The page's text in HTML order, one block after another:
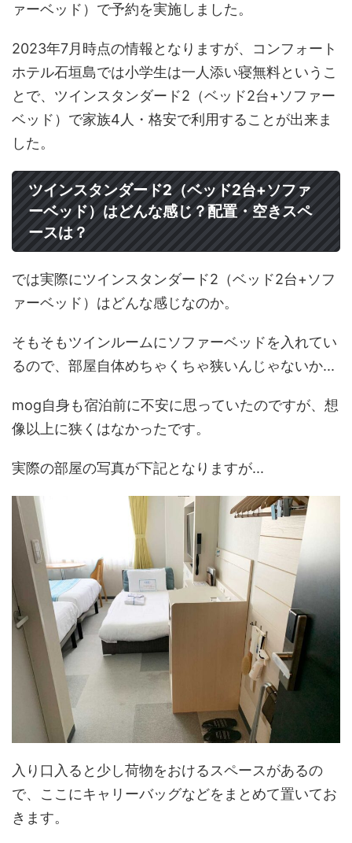
ァーベッド）で予約を実施しました。
2023年7月時点の情報となりますが、コンフォート
ホテル石垣島では小学生は一人添い寝無料というこ
とで、ツインスタンダード2（ベッド2台+ソファー
ベッド）で家族4人・格安で利用することが出来ま
した。
ツインスタンダード2（ベッド2台+ソファ
ーベッド）はどんな感じ？配置・空きスペ
ースは？
では実際にツインスタンダード2（ベッド2台+ソフ
ァーベッド）はどんな感じなのか。
そもそもツインルームにソファーベッドを入れてい
るので、部屋自体めちゃくちゃ狭いんじゃないか...
mog自身も宿泊前に不安に思っていたのですが、想
像以上に狭くはなかったです。
実際の部屋の写真が下記となりますが...
入り口入ると少し荷物をおけるスペースがあるの
で、ここにキャリーバッグなどをまとめて置いてお
きます。